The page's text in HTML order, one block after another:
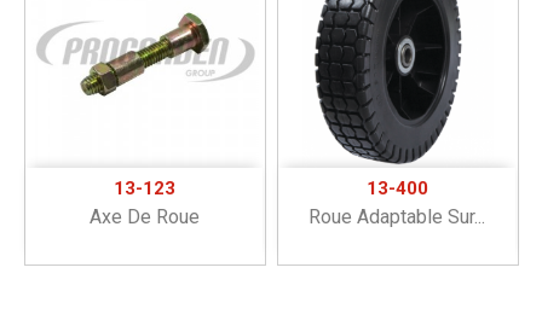
13-123
Axe De Roue
13-400
Roue Adaptable Sur...